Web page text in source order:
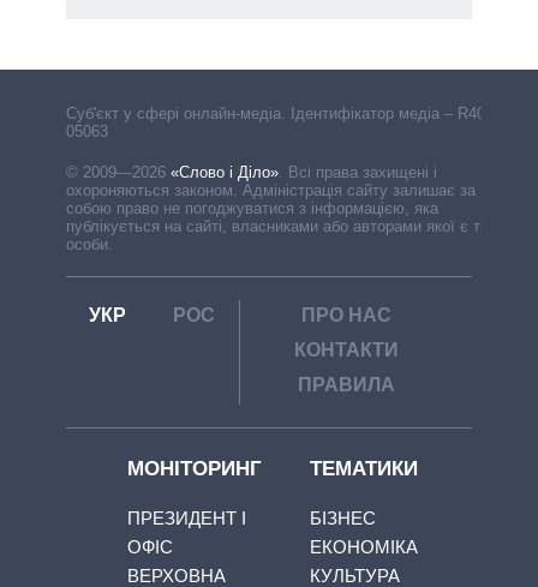
Cуб'єкт у сфері онлайн-медіа. Ідентифікатор медіа – R40-
05063
© 2009—2026 «Слово і Діло»
Всі права захищені і
охороняються законом. Адміністрація сайту залишає за
собою право не погоджуватися з інформацією, яка
публікується на сайті, власниками або авторами якої є треті
особи.
УКР РОС
ПРО НАС
КОНТАКТИ
ПРАВИЛА
МОНІТОРИНГ
ПРЕЗИДЕНТ І
ОФІС
ВЕРХОВНА
ТЕМАТИКИ
БІЗНЕС
ЕКОНОМІКА
КУЛЬТУРА